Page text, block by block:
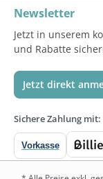
Newsletter
Jetzt in unserem
und Rabatte
Jetzt direkt
Sichere Zahlung mit:
Vorkasse